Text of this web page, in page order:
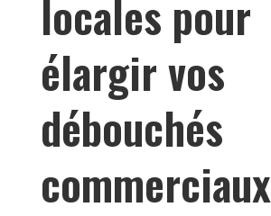
locales pour
élargir vos
débouchés
commerciaux